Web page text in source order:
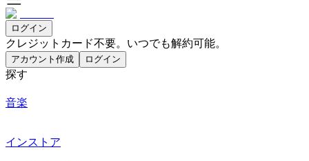
ログイン
クレジットカード不要。いつでも解約可能。
アカウント作成 ログイン
探す
音楽
インストア